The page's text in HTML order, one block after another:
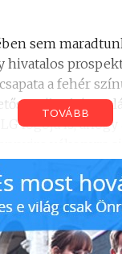
sem
hivatalos
a fehér
éles képen
logója is, ahogy
TOVÁBB